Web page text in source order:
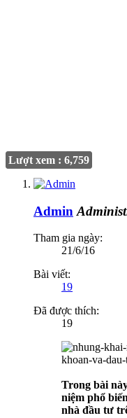
Lượt xem : 6,759
Admin
Tham gia ngày:
21/6/16
Bài viết:
19
Đã được thích:
19
Trong bài
niệm phổ
nhà đầu tư